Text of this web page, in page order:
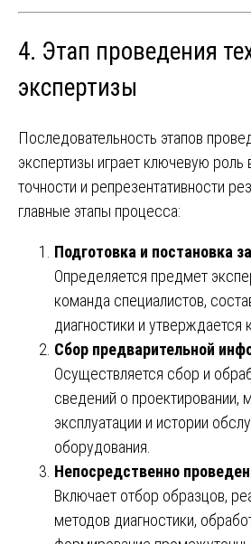
4. Этап проведения
экспертизы
Последовательность этапов
экспертизы играет ключевую роль
точности и репрезентативности
главные этапы процесса:
Подготовка и постановка
Определяется предмет
команда специалистов,
диагностики и утверждается
Сбор предварительной
Осуществляется сбор и
сведений о проектировании,
эксплуатации и истории
оборудования.
Непосредственно
Включает отбор образцов,
методов диагностики,